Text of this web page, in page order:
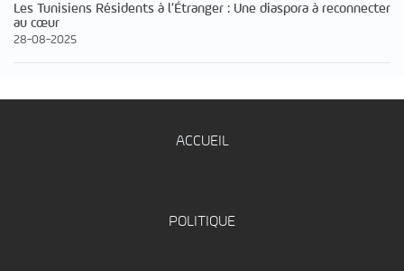
Les Tunisiens Résidents à l’Étranger : Une diaspora à reconnecter
au cœur
28-08-2025
ACCUEIL
POLITIQUE